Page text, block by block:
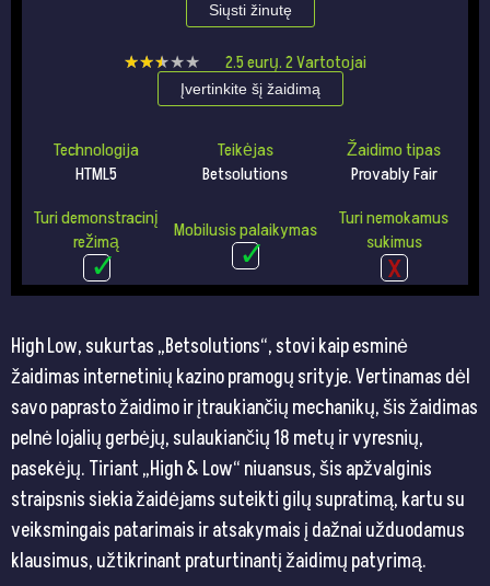
Siųsti žinutę
★★★★★
★★★★★ 2.5eurų.2Vartotojai
Įvertinkite šį žaidimą
Technologija
HTML5
Teikėjas
Betsolutions
Žaidimo tipas
Provably Fair
Turi demonstracinį
režimą
Mobilusis palaikymas
Turi nemokamus
sukimus
High Low, sukurtas „Betsolutions“, stovi kaip esminė
žaidimas internetinių kazino pramogų srityje. Vertinamas dėl
savo paprasto žaidimo ir įtraukiančių mechanikų, šis žaidimas
pelnė lojalių gerbėjų, sulaukiančių 18 metų ir vyresnių,
pasekėjų. Tiriant „High & Low“ niuansus, šis apžvalginis
straipsnis siekia žaidėjams suteikti gilų supratimą, kartu su
veiksmingais patarimais ir atsakymais į dažnai užduodamus
klausimus, užtikrinant praturtinantį žaidimų patyrimą.